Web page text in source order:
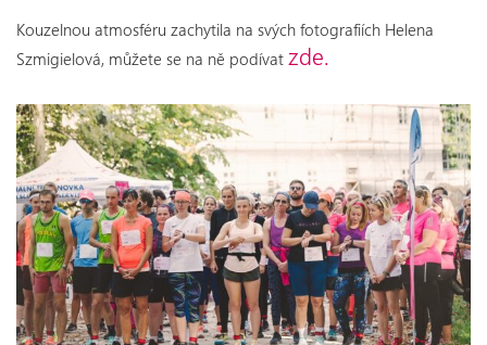
Kouzelnou atmosféru zachytila na svých fotografiích Helena
Szmigielová, můžete se na ně podívat zde.